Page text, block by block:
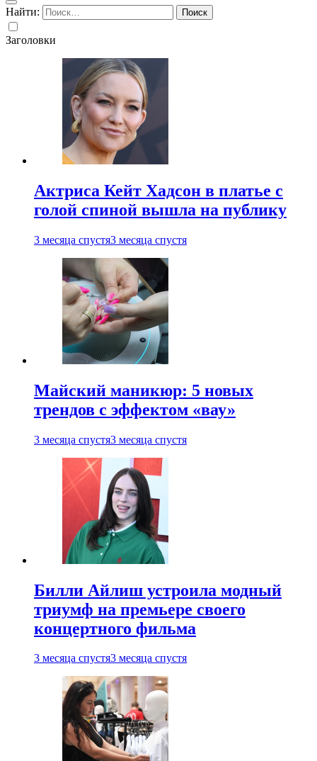
Найти:
Заголовки
Актриса Кейт Хадсон в платье с
голой спиной вышла на публику
3 месяца спустя3 месяца спустя
Майский маникюр: 5 новых
трендов с эффектом «вау»
3 месяца спустя3 месяца спустя
Билли Айлиш устроила модный
триумф на премьере своего
концертного фильма
3 месяца спустя3 месяца спустя